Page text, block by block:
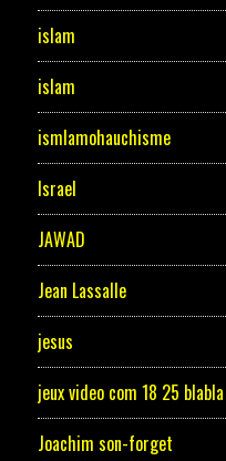
islam
islam
ismlamohauchisme
Israel
JAWAD
Jean Lassalle
jesus
jeux video com 18 25 blabla
Joachim son-forget